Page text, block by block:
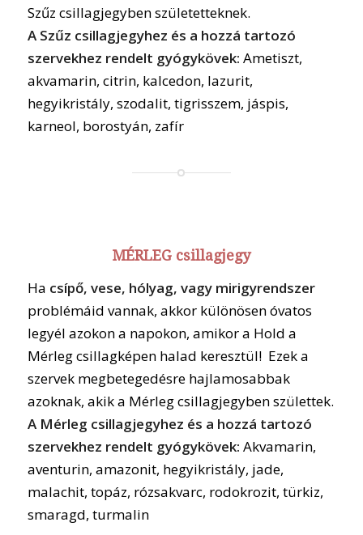
Szűz csillagjegyben születetteknek.
A Szűz csillagjegyhez és a hozzá tartozó
szervekhez rendelt gyógykövek: Ametiszt,
akvamarin, citrin, kalcedon, lazurit,
hegyikristály, szodalit, tigrisszem, jáspis,
karneol, borostyán, zafír
MÉRLEG csillagjegy
Ha csípő, vese, hólyag, vagy mirigyrendszer
problémáid vannak, akkor különösen óvatos
legyél azokon a napokon, amikor a Hold a
Mérleg csillagképen halad keresztül! Ezek a
szervek megbetegedésre hajlamosabbak
azoknak, akik a Mérleg csillagjegyben születtek.
A Mérleg csillagjegyhez és a hozzá tartozó
szervekhez rendelt gyógykövek: Akvamarin,
aventurin, amazonit, hegyikristály, jade,
malachit, topáz, rózsakvarc, rodokrozit, türkiz,
smaragd, turmalin